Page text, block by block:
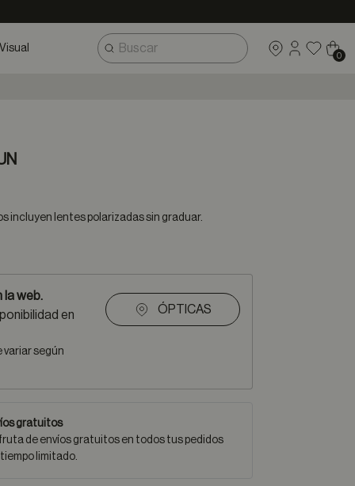
0
incluyen lentes polarizadas sin graduar.
la web.
en
variar según
ÓPTICAS
gratuitos
de envíos gratuitos en todos tus pedidos
limitado.